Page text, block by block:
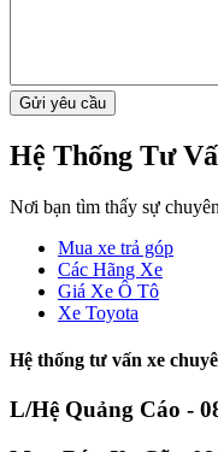
Hệ Thống Tư
Nơi bạn tìm thấy sự
Mua xe trả góp
Các Hãng Xe
Giá Xe Ô Tô
Xe Toyota
Hệ thống tư vấn xe
L/Hệ Quảng Cáo -